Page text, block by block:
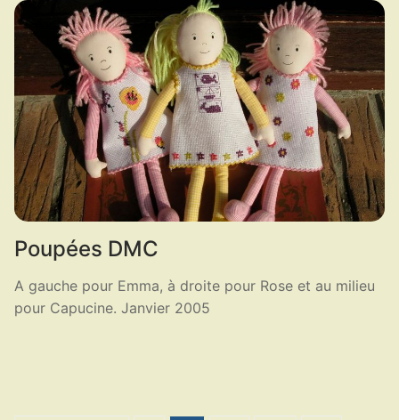
Poupées DMC
A gauche pour Emma, à droite pour Rose et au milieu
pour Capucine. Janvier 2005